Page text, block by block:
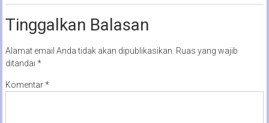
Tinggalkan Balasan
Alamat email Anda tidak akan dipublikasikan. Ruas yang wajib
ditandai *
Komentar*